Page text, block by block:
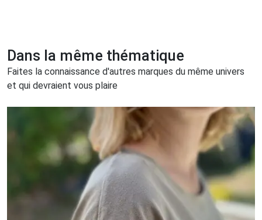
Dans la même thématique
Faites la connaissance d'autres marques du même univers
et qui devraient vous plaire